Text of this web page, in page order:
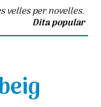
velles per novelles.
Dita popular